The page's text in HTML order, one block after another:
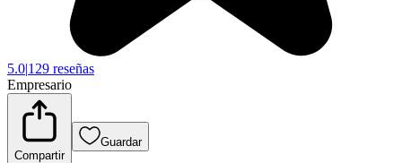
5.0|129 reseñas
Empresario
Compartir
Guardar